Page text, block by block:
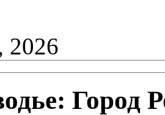
2026
Город